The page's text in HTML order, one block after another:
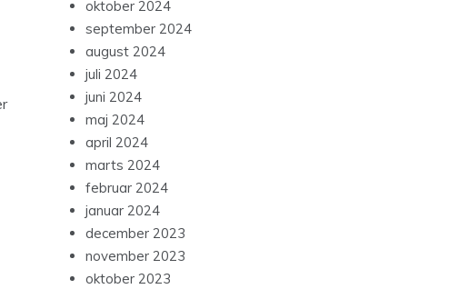
oktober 2024
september 2024
august 2024
juli 2024
juni 2024
maj 2024
april 2024
marts 2024
februar 2024
januar 2024
december 2023
november 2023
oktober 2023